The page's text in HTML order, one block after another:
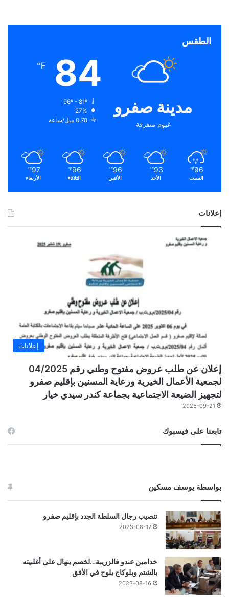
الطقس
مدينة صفرو
غيوم متفرقة
84
℉
27%
0.78 ميل/ساعة
96
℉
السبت
93
℉
الأحد
96
℉
الأثنين
96
℉
الثلاثاء
97
℉
الأربعاء
إعلانات
إعلانات
إعلان عن طلب عروض مفتوح وطني رقم 04/2025
لجمعية الأعمال الخيرية ورعاية المسنين بإقليم صفرو
لتجهيز الضيعة الاجتماعية بجماعة كندر سيدي خيار
2025-09-21
تابعنا على فيسبوك
بواسطة يوسف مسكين
تنصيب رجال السلطة الجدد بإقليم صفرو
2023-08-17
خدامين عندو فالزريبة…لخصم ينهال على أغلبيته
بالشتم وبلوكاج يلوح في الأفق
2023-08-16